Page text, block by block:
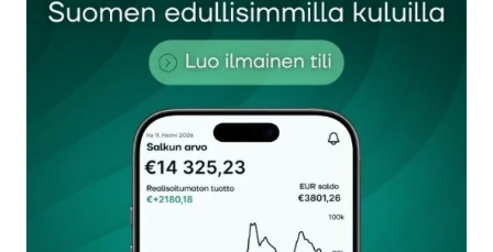
Sähköpostiosoitettasi ei julkaista.Pakolliset
kentät on merkitty*
Kommentti*